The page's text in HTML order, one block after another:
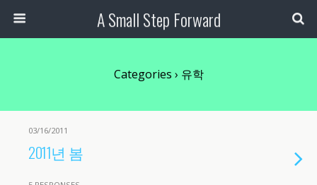
A Small Step Forward
Categories › 유학
03/16/2011
2011년 봄